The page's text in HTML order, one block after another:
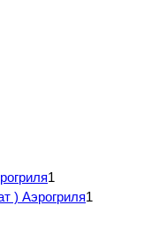
1
) Аэрогриля1